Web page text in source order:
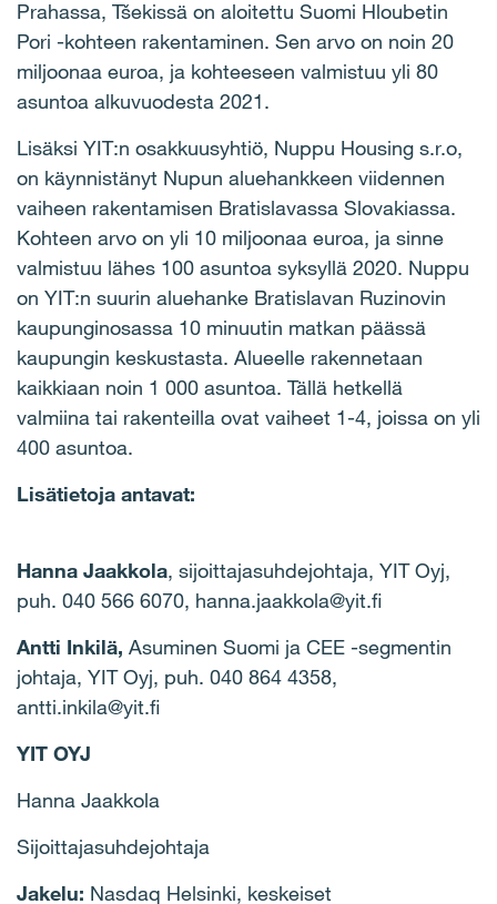
Prahassa, Tšekissä on aloitettu Suomi Hloubetin
Pori -kohteen rakentaminen. Sen arvo on noin 20
miljoonaa euroa, ja kohteeseen valmistuu yli 80
asuntoa alkuvuodesta 2021.
Lisäksi YIT:n osakkuusyhtiö, Nuppu Housing s.r.o,
on käynnistänyt Nupun aluehankkeen viidennen
vaiheen rakentamisen Bratislavassa Slovakiassa.
Kohteen arvo on yli 10 miljoonaa euroa, ja sinne
valmistuu lähes 100 asuntoa syksyllä 2020. Nuppu
on YIT:n suurin aluehanke Bratislavan Ruzinovin
kaupunginosassa 10 minuutin matkan päässä
kaupungin keskustasta. Alueelle rakennetaan
kaikkiaan noin 1 000 asuntoa. Tällä hetkellä
valmiina tai rakenteilla ovat vaiheet 1-4, joissa on yli
400 asuntoa.
Lisätietoja antavat:
Hanna Jaakkola, sijoittajasuhdejohtaja, YIT Oyj,
puh. 040 566 6070, hanna.jaakkola@yit.fi
Antti Inkilä, Asuminen Suomi ja CEE -segmentin
johtaja, YIT Oyj, puh. 040 864 4358,
antti.inkila@yit.fi
YIT OYJ
Hanna Jaakkola
Sijoittajasuhdejohtaja
Jakelu: Nasdaq Helsinki, keskeiset